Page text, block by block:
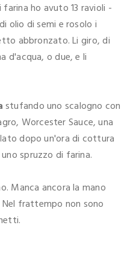
ho avuto 13 ravioli -
olio di semi e rosolo i
abbronzato. Li giro, di
d'acqua, o due, e li
stufando uno scalogno con
Worcester Sauce, una
dopo un'ora di cottura
spruzzo di farina.
Manca ancora la mano
Nel frattempo non sono